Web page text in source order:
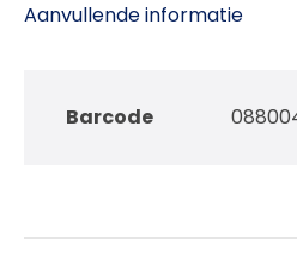
Aanvullende informatie
Barcode